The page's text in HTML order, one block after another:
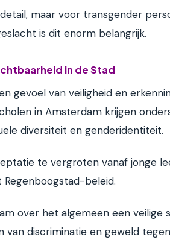
maar voor transgender
is dit enorm belangrijk.
in de Stad
gevoel van veiligheid en
in Amsterdam krijgen
diversiteit en genderidentiteit.
te vergroten vanaf jonge
beleid.
over het algemeen een veilige
van discriminatie en geweld